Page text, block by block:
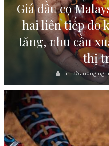
Giá dầu cọ
hai liên tiếp do
tăng, nhu cầu
thị
Tin tức nông